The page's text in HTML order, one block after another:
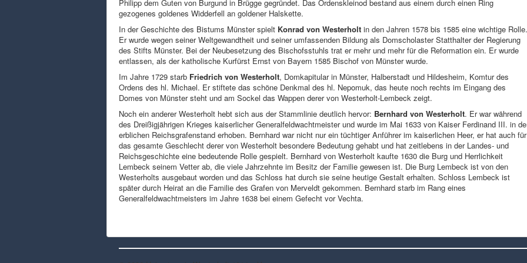
Philipp dem Guten von Burgund in Brügge gegründet. Das Ordenskleinod bestand aus einem durch einen Ring
gezogenes goldenes Widderfell an goldener Halskette.
In der Geschichte des Bistums Münster spielt Konrad von Westerholt in den Jahren 1578 bis 1585 eine wichtige Rolle.
Er wurde wegen seiner Weltgewandtheit und seiner umfassenden Bildung als Domscholaster Statthalter der Regierung
des Stifts Münster. Bei der Neubesetzung des Bischofsstuhls trat er mehr und mehr für die Reformation ein. Er wurde
entlassen, als der katholische Kurfürst Ernst von Bayern 1585 Bischof von Münster wurde.
Im Jahre 1729 starb Friedrich von Westerholt, Domkapitular in Münster, Halberstadt und Hildesheim, Komtur des
Ordens des hl. Michael. Er stiftete das schöne Denkmal des hl. Nepomuk, das heute noch rechts im Eingang des
Domes von Münster steht und am Sockel das Wappen derer von Westerholt-Lembeck zeigt.
Noch ein anderer Westerholt hebt sich aus der Stammlinie deutlich hervor: Bernhard von Westerholt. Er war während
des Dreißigjährigen Krieges kaiserlicher Generalfeldwachtmeister und wurde im Mai 1633 von Kaiser Ferdinand III. in
erblichen Reichsgrafenstand erhoben. Bernhard war nicht nur ein tüchtiger Anführer im kaiserlichen Heer, er hat auch für
das gesamte Geschlecht derer von Westerholt besondere Bedeutung gehabt und hat zeitlebens in der Landes- und
Reichsgeschichte eine bedeutende Rolle gespielt. Bernhard von Westerholt kaufte 1630 die Burg und Herrlichkeit
Lembeck seinem Vetter ab, die viele Jahrzehnte im Besitz der Familie gewesen ist. Die Burg Lembeck ist von den
Westerholts ausgebaut worden und das Schloss hat durch sie seine heutige Gestalt erhalten. Schloss Lembeck ist
später durch Heirat an die Familie des Grafen von Merveldt gekommen. Bernhard starb im Rang eines
Generalfeldwachtmeisters im Jahre 1638 bei einem Gefecht vor Vechta.